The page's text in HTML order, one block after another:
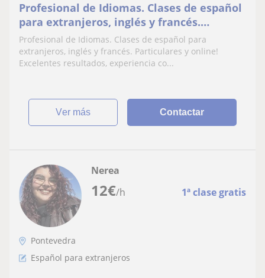
Profesional de Idiomas. Clases de español
para extranjeros, inglés y francés.
Particulares y online! Excelentes
resultados, experiencia comprobada!
Profesional de Idiomas. Clases de español para
extranjeros, inglés y francés. Particulares y online!
Excelentes resultados, experiencia co...
ver más Contactar
12€/h 1ª clase gratis
Nerea
Pontevedra
Español para extranjeros